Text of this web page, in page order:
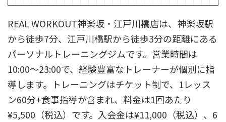
REAL WORKOUT神楽坂・江戸川橋店は、神楽坂駅
から徒歩7分、江戸川橋駅から徒歩3分の距離にある
パーソナルトレーニングジムです。営業時間は
10:00～23:00で、経験豊富なトレーナーが個別に指
導します。トレーニングはチケット制で、1レッス
ン60分+食事指導が含まれ、料金は1回あたり
¥5,500（税込）です。入会金は¥11,000（税込）、6